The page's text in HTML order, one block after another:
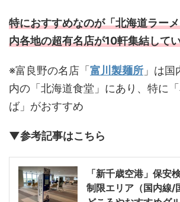
特におすすめなのが「北海道ラー
内各地の超有名店が10軒集結して
※富良野の名店「富川製麺所 」は
内の「北海道食堂」にあり、特に
ば」がおすすめ
▼参考記事はこちら
「新千歳空港」保安
制限エリア（国内線/